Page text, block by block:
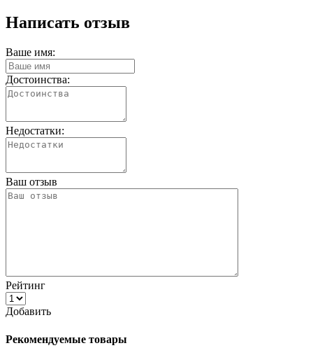
Написать отзыв
Ваше имя:
Достоинства:
Недостатки:
Ваш отзыв
Рейтинг
Добавить
Рекомендуемые товары